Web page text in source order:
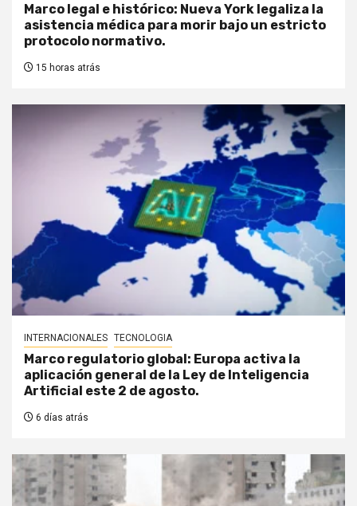
Marco legal e histórico: Nueva York legaliza la
asistencia médica para morir bajo un estricto
protocolo normativo.
15 horas atrás
INTERNACIONALES TECNOLOGIA
Marco regulatorio global: Europa activa la
aplicación general de la Ley de Inteligencia
Artificial este 2 de agosto.
6 días atrás